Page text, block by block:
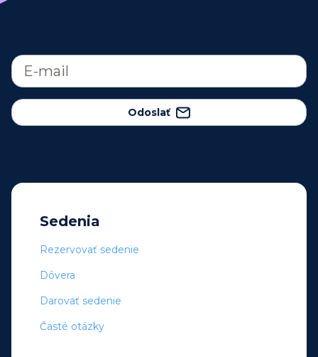
Odoslať
Sedenia
Rezervovať sedenie
Dôvera
Darovať sedenie
Časté otázky